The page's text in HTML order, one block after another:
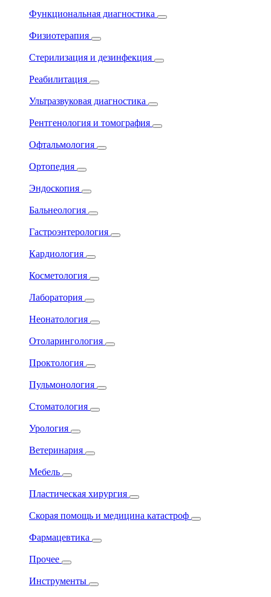
Функциональная диагностика
Физиотерапия
Стерилизация и дезинфекция
Реабилитация
Ультразвуковая диагностика
Рентгенология и томография
Офтальмология
Ортопедия
Эндоскопия
Бальнеология
Гастроэнтерология
Кардиология
Косметология
Лаборатория
Неонатология
Отоларингология
Проктология
Пульмонология
Стоматология
Урология
Ветеринария
Мебель
Пластическая хирургия
Скорая помощь и медицина катастроф
Фармацевтика
Прочее
Инструменты